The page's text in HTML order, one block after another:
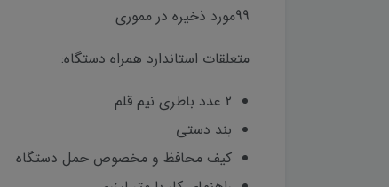
99مورد ذخیره در مموری
متعلقات استاندارد همراه دستگاه:
2 عدد باطری نیم قلم
بند دستی
کیف محافظ و مخصوص حمل دستگاه